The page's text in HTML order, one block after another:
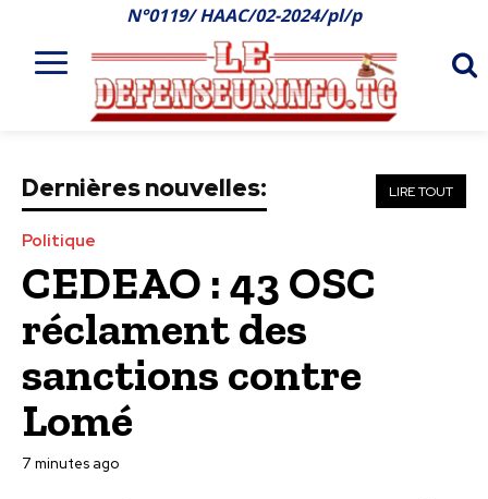
N°0119/ HAAC/02-2024/pl/p
LIRE TOUT
Dernières nouvelles:
Politique
CEDEAO : 43 OSC
réclament des
sanctions contre
Lomé
7 minutes ago